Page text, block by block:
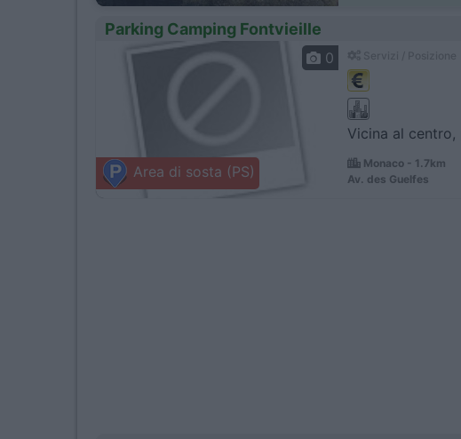
Parking Camping Fontvieille
Area di sosta (PS)
0
Vicina al
Monaco - 1.7km
Av. des Guelfes